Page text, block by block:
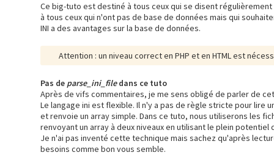
Ce big-tuto est destiné à tous ceux qui se disent
à tous ceux qui n'ont pas de base de données mais qui
INI a des avantages sur la base de données.
Attention : un niveau correct en PHP et en HTML est
Pas de parse_ini_filedans ce tuto
Après de vifs commentaires, je me sens obligé de parler de
Le langage ini est flexible. Il n'y a pas de règle stricte pour lire
et renvoie un array simple. Dans ce tuto, nous utiliserons les
renvoyant un array à deux niveaux en utilisant le plein potentiel
Je n'ai pas inventé cette technique mais sachez qu'après
besoins comme bon vous semble.